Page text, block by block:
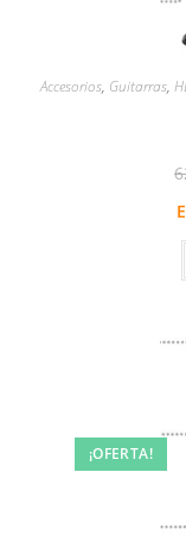
Accesorios, Guitarras,
¡OFERTA!